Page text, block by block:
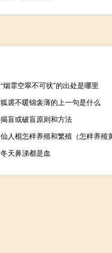
“烟霏空翠不可状”的出处是哪里
狐裘不暖锦衾薄的上一句是什么
揭盲或破盲原则和方法
仙人棍怎样养殖和繁殖（怎样养殖
冬天鼻涕都是血